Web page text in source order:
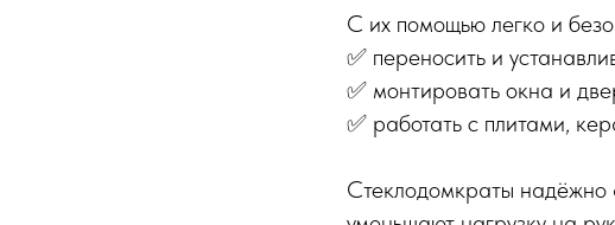
С их помощью легко и
✅ переносить и
✅ монтировать окна и
✅ работать с плитами,
Стеклодомкраты надёжно